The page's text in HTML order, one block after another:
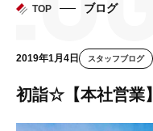
TOP ブログ
2019年1月4日 スタッフブログ
初詣☆【本社営業】